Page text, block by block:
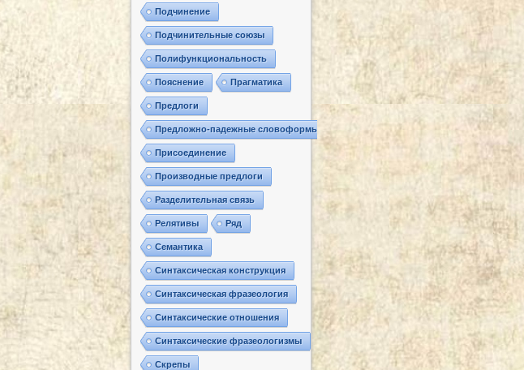
Подчинение
Подчинительные союзы
Полифункциональность
Пояснение Прагматика
Предлоги
Предложно-падежные словоформы
Присоединение
Производные предлоги
Разделительная связь
Релятивы Ряд
Семантика
Синтаксическая конструкция
Синтаксическая фразеология
Синтаксические отношения
Синтаксические фразеологизмы
Скрепы